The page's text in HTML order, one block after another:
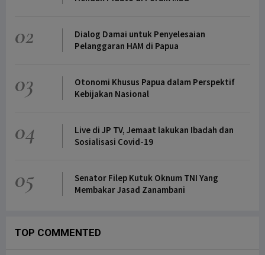
02
Dialog Damai untuk Penyelesaian
Pelanggaran HAM di Papua
03
Otonomi Khusus Papua dalam Perspektif
Kebijakan Nasional
04
Live di JP TV, Jemaat lakukan Ibadah dan
Sosialisasi Covid-19
05
Senator Filep Kutuk Oknum TNI Yang
Membakar Jasad Zanambani
TOP COMMENTED